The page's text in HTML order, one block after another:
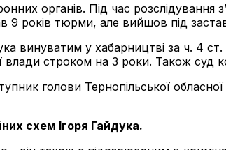
органів. Під час розслідування
9 років тюрми, але вийшов під
винуватим у хабарництві за ч. 4
строком на 3 роки. Також суд
голови Тернопільської
схем Ігоря Гайдука.